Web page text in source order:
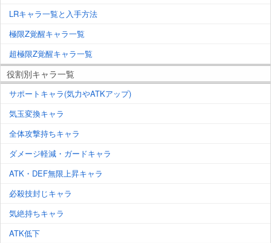
LRキャラ一覧と入手方法
極限Z覚醒キャラ一覧
超極限Z覚醒キャラ一覧
役割別キャラ一覧
サポートキャラ(気力やATKアップ)
気玉変換キャラ
全体攻撃持ちキャラ
ダメージ軽減・ガードキャラ
ATK・DEF無限上昇キャラ
必殺技封じキャラ
気絶持ちキャラ
ATK低下